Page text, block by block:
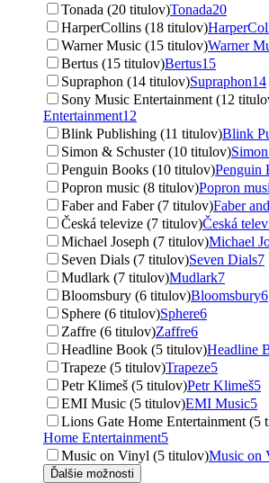
Tonada (20 titulov)Tonada20
HarperCollins (18 titulov)
Warner Music (15 titulov)Warner
Bertus (15 titulov)Bertus15
Supraphon (14 titulov)Supraphon14
Sony Music Entertainment (12
Entertainment12
Blink Publishing (11 titulov)Blink
Simon & Schuster (10 titulov)
Penguin Books (10 titulov)Penguin
Popron music (8 titulov)Popron
Faber and Faber (7 titulov)Faber
Česká televize (7 titulov)Česká
Michael Joseph (7 titulov)Michael
Seven Dials (7 titulov)Seven Dials7
Mudlark (7 titulov)Mudlark7
Bloomsbury (6 titulov)Bloomsbury6
Sphere (6 titulov)Sphere6
Zaffre (6 titulov)Zaffre6
Headline Book (5 titulov)Headline
Trapeze (5 titulov)Trapeze5
Petr Klimeš (5 titulov)Petr Klimeš5
EMI Music (5 titulov)EMI Music5
Lions Gate Home Entertainment (5
Home Entertainment5
Music on Vinyl (5 titulov)Music on
Ďalšie možnosti